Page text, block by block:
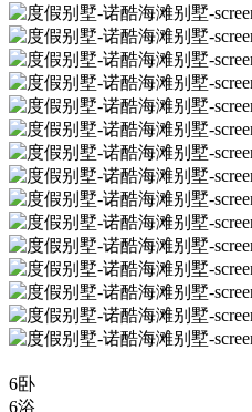
6卧
6浴